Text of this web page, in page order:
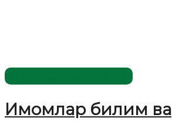
Имомлар билим ва